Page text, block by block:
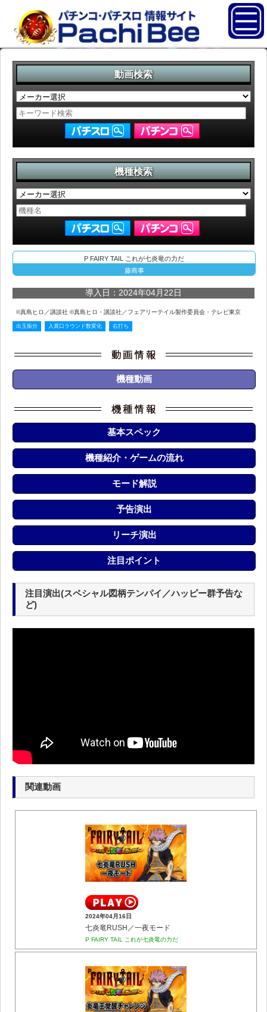
動画検索
機種検索
P FAIRY TAIL これが七炎竜の力だ
藤商事
導入日：2024年04月22日
©真島ヒロ／講談社 ©真島ヒロ・講談社／フェアリーテイル製作委員会・テレビ東京
出玉振分 入賞口ラウンド数変化 右打ち
機種動画
基本スペック
機種紹介・ゲームの流れ
モード解説
予告演出
リーチ演出
注目ポイント
注目演出(スペシャル図柄テンパイ／ハッピー群予告な
ど)
関連動画
2024年04月16日
七炎竜RUSH／一夜モード
P FAIRY TAIL これが七炎竜の力だ